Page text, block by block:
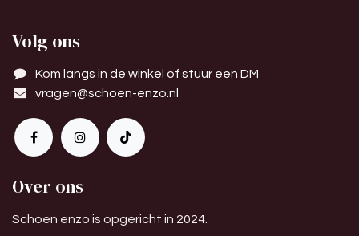
Volg ons
Kom langs in de winkel of stuur een DM
vragen@schoen-enzo.nl
Over ons
Schoen enzo is opgericht in 2024.